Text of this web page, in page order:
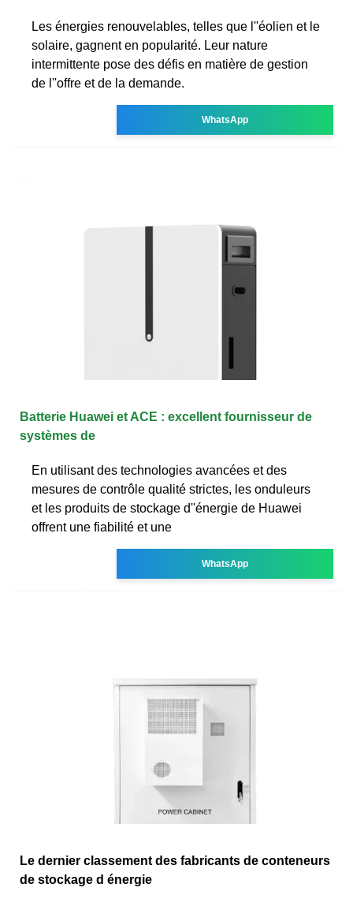
Les énergies renouvelables, telles que l''éolien et le
solaire, gagnent en popularité. Leur nature
intermittente pose des défis en matière de gestion
de l''offre et de la demande.
WhatsApp
Batterie Huawei et ACE : excellent fournisseur de
systèmes de
En utilisant des technologies avancées et des
mesures de contrôle qualité strictes, les onduleurs
et les produits de stockage d''énergie de Huawei
offrent une fiabilité et une
WhatsApp
Le dernier classement des fabricants de conteneurs
de stockage d énergie